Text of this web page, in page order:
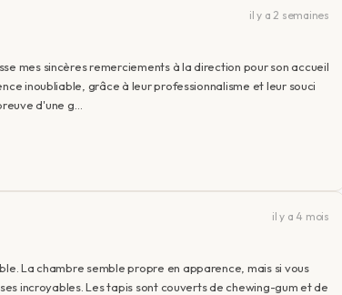
il y a 2 semaines
mes sincères remerciements à la direction pour son accueil
inoubliable, grâce à leur professionnalisme et leur souci
d'une g…
il y a 4 mois
La chambre semble propre en apparence, mais si vous
incroyables. Les tapis sont couverts de chewing-gum et de